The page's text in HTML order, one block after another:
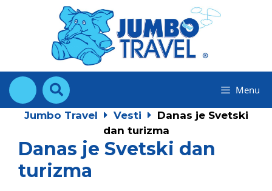
Menu
Jumbo Travel Vesti
Danas je Svetski
dan turizma
Danas je Svetski dan
turizma